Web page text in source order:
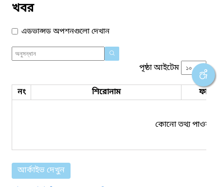
খবর
এডভান্সড অপশনগুলো দেখান
পৃষ্ঠা আইটেম
নং শিরোনাম ফাইল
কোনো তথ্য পাওয়া
আর্কাইভ দেখুন